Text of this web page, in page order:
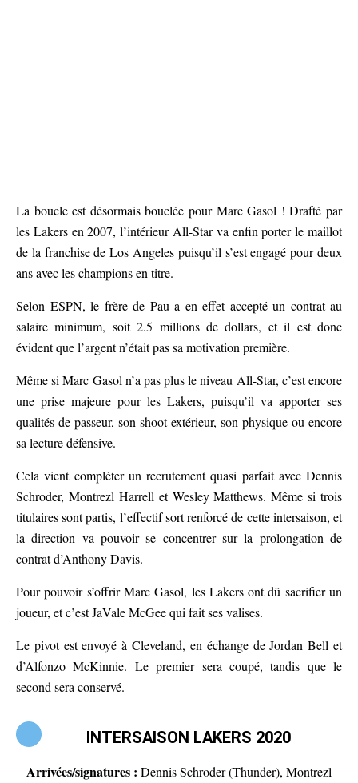
La boucle est désormais bouclée pour Marc Gasol ! Drafté par
les Lakers en 2007, l’intérieur All-Star va enfin porter le maillot
de la franchise de Los Angeles puisqu’il s’est engagé pour deux
ans avec les champions en titre.
Selon ESPN, le frère de Pau a en effet accepté un contrat au
salaire minimum, soit 2.5 millions de dollars, et il est donc
évident que l’argent n’était pas sa motivation première.
Même si Marc Gasol n’a pas plus le niveau All-Star, c’est encore
une prise majeure pour les Lakers, puisqu’il va apporter ses
qualités de passeur, son shoot extérieur, son physique ou encore
sa lecture défensive.
Cela vient compléter un recrutement quasi parfait avec Dennis
Schroder, Montrezl Harrell et Wesley Matthews. Même si trois
titulaires sont partis, l’effectif sort renforcé de cette intersaison, et
la direction va pouvoir se concentrer sur la prolongation de
contrat d’Anthony Davis.
Pour pouvoir s’offrir Marc Gasol, les Lakers ont dû sacrifier un
joueur, et c’est JaVale McGee qui fait ses valises.
Le pivot est envoyé à Cleveland, en échange de Jordan Bell et
d’Alfonzo McKinnie. Le premier sera coupé, tandis que le
second sera conservé.
INTERSAISON LAKERS 2020
Arrivées/signatures : Dennis Schroder (Thunder), Montrezl